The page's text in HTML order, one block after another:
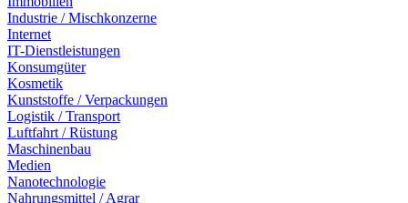
Industrie / Mischkonzerne
Internet
IT-Dienstleistungen
Konsumgüter
Kosmetik
Kunststoffe / Verpackungen
Logistik / Transport
Luftfahrt / Rüstung
Maschinenbau
Medien
Nanotechnologie
Nahrungsmittel / Agrar